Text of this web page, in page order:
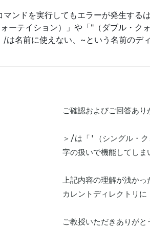
ンドを実行してもエラーが発生するは
ーテイション）」や「"（ダブル・ク
/は名前に使えない、~という名前のデ
ご確認およびご回答あり
＞/は「'（シングル・ク
字の扱いで機能してしま
上記内容の理解が浅かっ
カレントディレクトリ
ご教授いただきありがと